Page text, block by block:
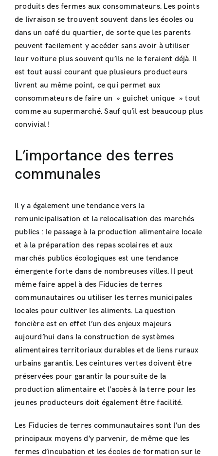
produits des fermes aux consommateurs. Les points
de livraison se trouvent souvent dans les écoles ou
dans un café du quartier, de sorte que les parents
peuvent facilement y accéder sans avoir à utiliser
leur voiture plus souvent qu’ils ne le feraient déjà. Il
est tout aussi courant que plusieurs producteurs
livrent au même point, ce qui permet aux
consommateurs de faire un » guichet unique » tout
comme au supermarché. Sauf qu’il est beaucoup plus
convivial !
L’importance des terres
communales
Il y a également une tendance vers la
remunicipalisation et la relocalisation des marchés
publics : le passage à la production alimentaire locale
et à la préparation des repas scolaires et aux
marchés publics écologiques est une tendance
émergente forte dans de nombreuses villes. Il peut
même faire appel à des Fiducies de terres
communautaires ou utiliser les terres municipales
locales pour cultiver les aliments. La question
foncière est en effet l’un des enjeux majeurs
aujourd’hui dans la construction de systèmes
alimentaires territoriaux durables et de liens ruraux
urbains garantis. Les ceintures vertes doivent être
préservées pour garantir la poursuite de la
production alimentaire et l’accès à la terre pour les
jeunes producteurs doit également être facilité.
Les Fiducies de terres communautaires sont l’un des
principaux moyens d’y parvenir, de même que les
fermes d’incubation et les écoles de formation sur le